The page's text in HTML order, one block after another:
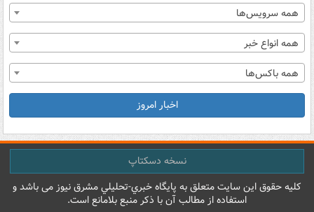
همه سرویس‌ها
همه انواع خبر
همه باکس‌ها
اخبار امروز
نسخه دسکتاپ
کليه حقوق اين سايت متعلق به پایگاه خبري-تحليلي مشرق نيوز می باشد و
استفاده از مطالب آن با ذکر منبع بلامانع است.